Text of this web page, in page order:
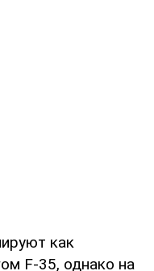
как
F-35, однако на